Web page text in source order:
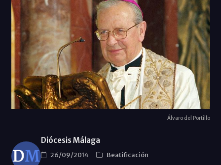
Álvaro del Portillo
Diócesis Málaga
26/09/2014
Beatificación